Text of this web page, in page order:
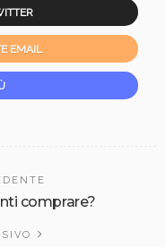
EMAIL
comprare?